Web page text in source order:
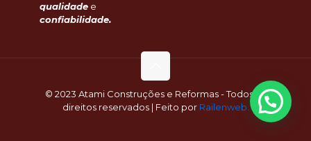
qualidade e
confiabilidade.
© 2023 Atami Construções e Reformas - Todos os
direitos reservados | Feito por Railenweb.